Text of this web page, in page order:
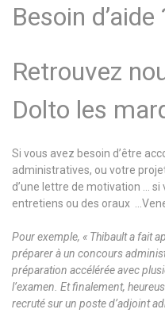
Besoin d’aide
Retrouvez
Dolto les
Si vous avez besoin d’être
administratives, ou votre
d’une lettre de motivation …
entretiens ou des oraux
Pour exemple, « Thibault a fait
préparer à un concours
préparation accélérée avec
l’examen. Et finalement,
recruté sur un poste d’adjoint